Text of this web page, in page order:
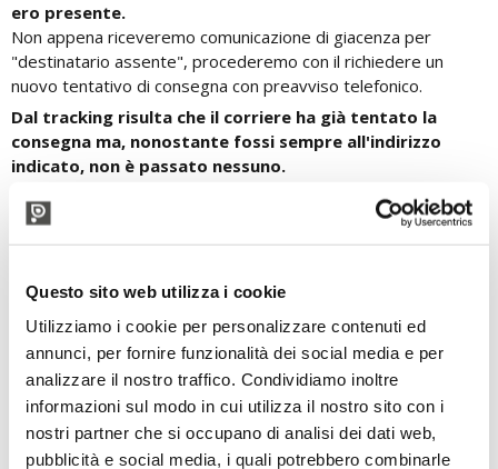
Questo sito web utilizza i cookie
Utilizziamo i cookie per personalizzare contenuti ed
annunci, per fornire funzionalità dei social media e per
analizzare il nostro traffico. Condividiamo inoltre
informazioni sul modo in cui utilizza il nostro sito con i
nostri partner che si occupano di analisi dei dati web,
pubblicità e social media, i quali potrebbero combinarle
ero presente.
Non appena riceveremo comunicazione di giacenza per
"destinatario assente", procederemo con il richiedere un
nuovo tentativo di consegna con preavviso telefonico.
Dal tracking risulta che il corriere ha già tentato la
consegna ma, nonostante fossi sempre all'indirizzo
indicato, non è passato nessuno.
la problematica riscontrata. Contatteremo il corriere per una
verifica e richiederemo un nuovo tentativo di consegna con
Dal tracking risulta che la spedizione è sempre "in
transito" e non forniscono una data prevista per la
consegna.
Puoi inviarci una email a spedizioni2@polsinelli.it per segnalare
la problematica riscontrata. Contatteremo il corriere per una
verifica e richiederemo un nuovo tentativo di consegna con
preavviso telefonico.